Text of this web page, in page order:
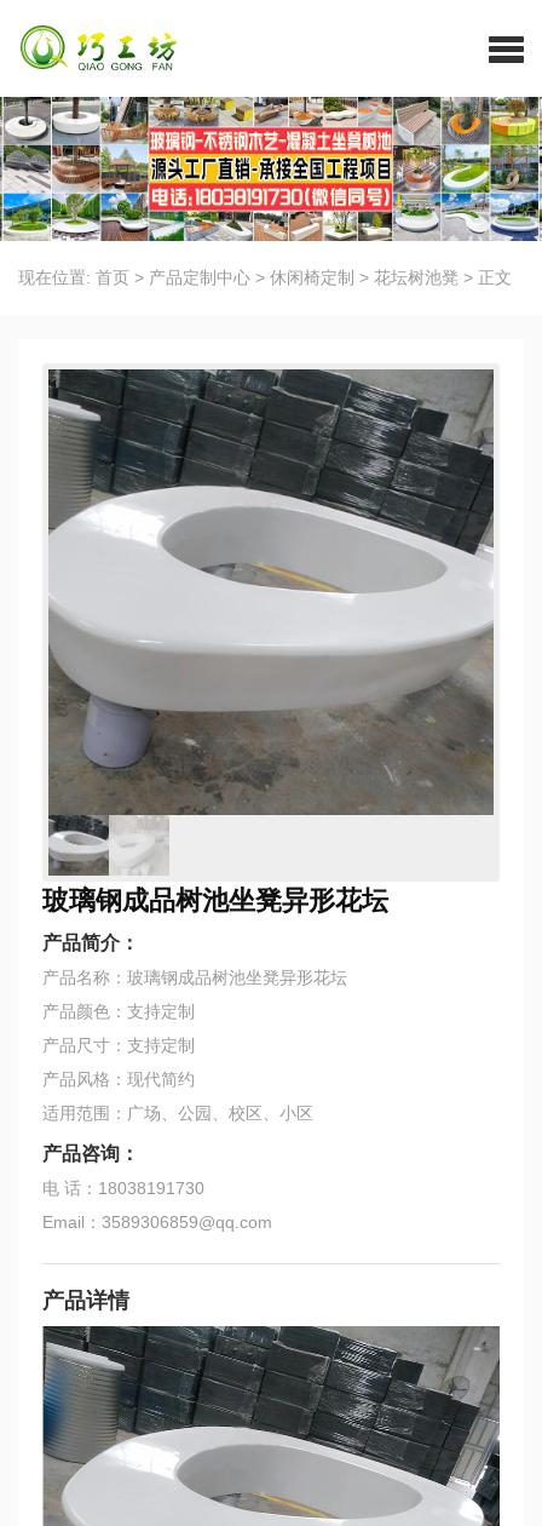
现在位置: 首页 > 产品定制中心 > 休闲椅定制 > 花坛树池凳 > 正文
玻璃钢成品树池坐凳异形花坛
产品简介：
产品名称：玻璃钢成品树池坐凳异形花坛
产品颜色：支持定制
产品尺寸：支持定制
产品风格：现代简约
适用范围：广场、公园、校区、小区
产品咨询：
电 话：18038191730
Email：3589306859@qq.com
产品详情